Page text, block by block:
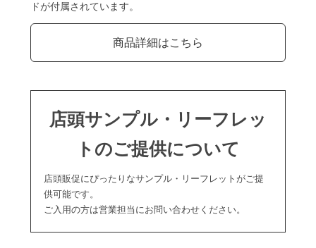
ドが付属されています。
商品詳細はこちら
店頭サンプル・リーフレッ
トのご提供について
店頭販促にぴったりなサンプル・リーフレットがご提
供可能です。
ご入用の方は営業担当にお問い合わせください。